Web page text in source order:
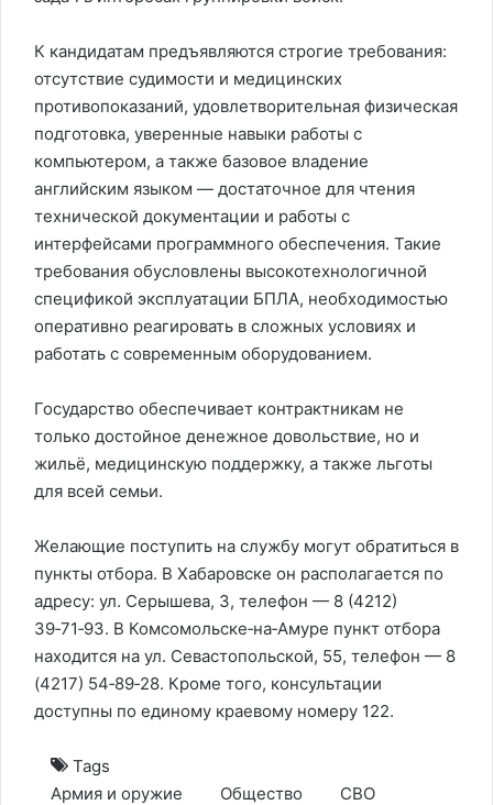
К кандидатам предъявляются строгие требования:
отсутствие судимости и медицинских
противопоказаний, удовлетворительная физическая
подготовка, уверенные навыки работы с
компьютером, а также базовое владение
английским языком — достаточное для чтения
технической документации и работы с
интерфейсами программного обеспечения. Такие
требования обусловлены высокотехнологичной
спецификой эксплуатации БПЛА, необходимостью
оперативно реагировать в сложных условиях и
работать с современным оборудованием.
Государство обеспечивает контрактникам не
только достойное денежное довольствие, но и
жильё, медицинскую поддержку, а также льготы
для всей семьи.
Желающие поступить на службу могут обратиться в
пункты отбора. В Хабаровске он располагается по
адресу: ул. Серышева, 3, телефон — 8 (4212)
39‑71‑93. В Комсомольске‑на‑Амуре пункт отбора
находится на ул. Севастопольской, 55, телефон — 8
(4217) 54‑89‑28. Кроме того, консультации
доступны по единому краевому номеру 122.
Tags
Армия и оружие
Общество
СВО